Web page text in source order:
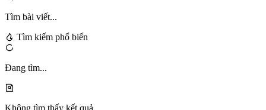
Tìm bài viết...
Tìm kiếm phổ biến
Đang tìm...